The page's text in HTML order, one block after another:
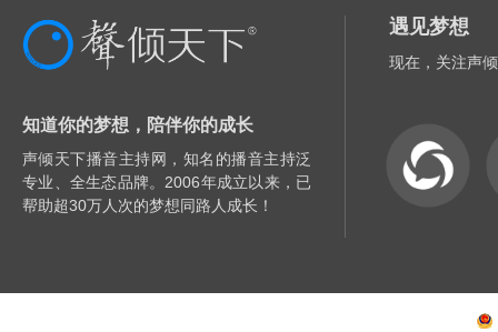
知道你的梦想，陪伴你的成长
声倾天下播音主持网，知名的播音主持泛
专业、全生态品牌。2006年成立以来，已
帮助超30万人次的梦想同路人成长！
遇见梦想
现在，关注声